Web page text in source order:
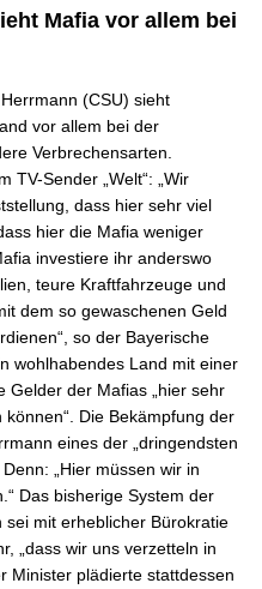
Mafia vor allem bei
(CSU) sieht
vor allem bei der
Verbrechensarten.
TV-Sender „Welt“: „Wir
dass hier sehr viel
hier die Mafia weniger
investiere ihr anderswo
teure Kraftfahrzeuge und
dem so gewaschenen Geld
so der Bayerische
wohlhabendes Land mit einer
Gelder der Mafias „hier sehr
Die Bekämpfung der
eines der „dringendsten
„Hier müssen wir in
Das bisherige System der
mit erheblicher Bürokratie
„dass wir uns verzetteln in
Minister plädierte stattdessen